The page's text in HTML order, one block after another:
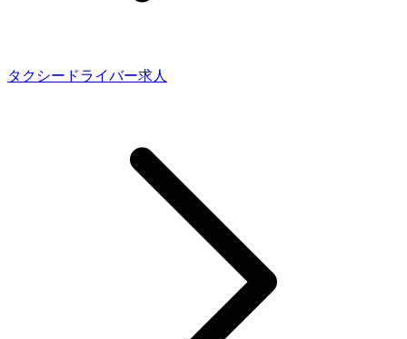
タクシードライバー求人